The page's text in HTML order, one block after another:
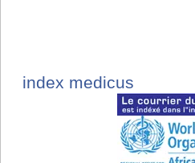
index medicus